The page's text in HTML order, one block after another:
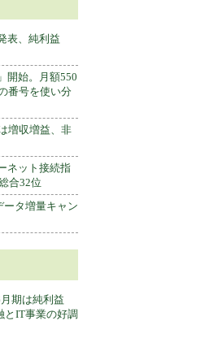
表、純利益
開始。月額550
番号を使い分
増収増益、非
ネット接続指
合32位
ータ増量キャン
期は純利益
とIT事業の好調